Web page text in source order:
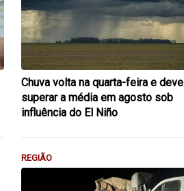
Chuva volta na quarta-feira e deve
superar a média em agosto sob
influência do El Niño
REGIÃO